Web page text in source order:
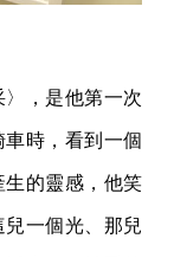
，是他第一次
時，看到一個
生的靈感，他笑
一個光、那兒